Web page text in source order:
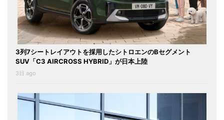
3列7シートレイアウトを採用したシトロエンのBセグメント
SUV「C3 AIRCROSS HYBRID」が日本上陸
3日 ago